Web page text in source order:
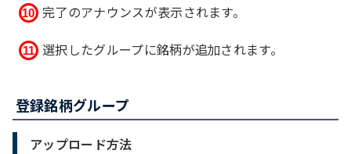
完了のアナウンスが表示されます。
選択したグループに銘柄が追加されます。
登録銘柄グループ
アップロード方法